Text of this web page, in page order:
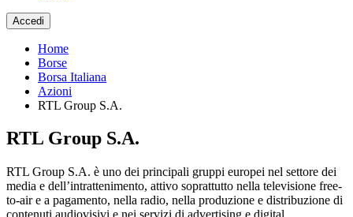
Accedi
Home
Borse
Borsa Italiana
Azioni
RTL Group S.A.
RTL Group S.A.
RTL Group S.A. è uno dei principali gruppi europei nel settore dei
media e dell’intrattenimento, attivo soprattutto nella televisione free-
to-air e a pagamento, nella radio, nella produzione e distribuzione di